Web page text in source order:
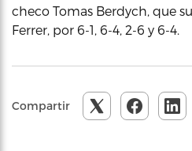
checo Tomas Berdych, que
Ferrer, por 6-1, 6-4, 2-6 y 6-4.
Compartir